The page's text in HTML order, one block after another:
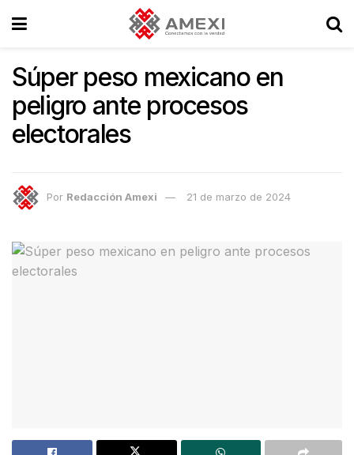
Súper peso mexicano en
peligro ante procesos
electorales
Por Redacción Amexi 21 de marzo de 2024